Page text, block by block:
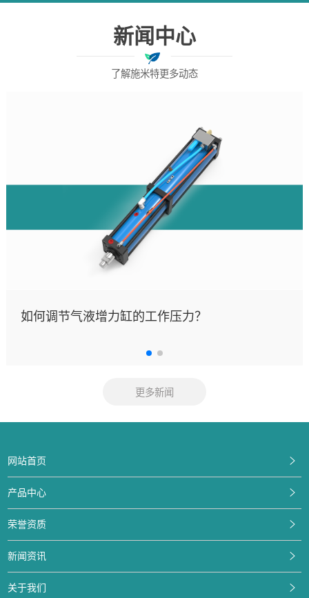
新闻中心
了解施米特更多动态
如何调节气液增力缸的工作压力？
更多新闻
网站首页
产品中心
荣誉资质
新闻资讯
关于我们